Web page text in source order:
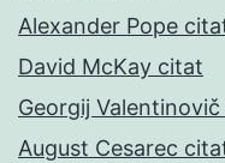
Alexander Pope
David McKay citat
Georgij
August Cesarec